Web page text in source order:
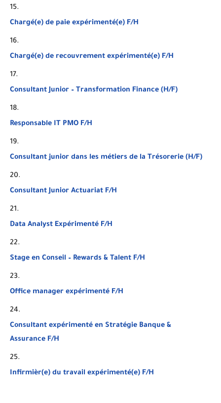
Chargé(e) de paie expérimenté(e) F/H
Chargé(e) de recouvrement expérimenté(e) F/H
Consultant Junior – Transformation Finance (H/F)
Responsable IT PMO F/H
Consultant junior dans les métiers de la Trésorerie (H/F)
Consultant Junior Actuariat F/H
Data Analyst Expérimenté F/H
Stage en Conseil – Rewards & Talent F/H
Office manager expérimenté F/H
Consultant expérimenté en Stratégie Banque &
Assurance F/H
Infirmièr(e) du travail expérimenté(e) F/H